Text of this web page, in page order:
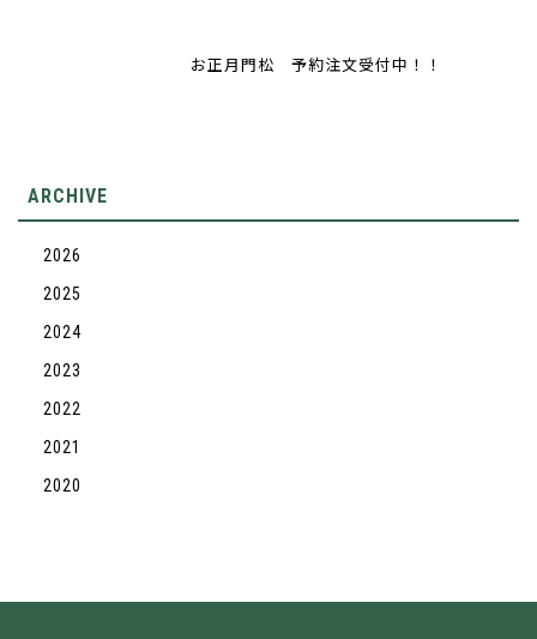
お正月門松 予約注文受付中！！
ARCHIVE
2026
2025
2024
2023
2022
2021
2020